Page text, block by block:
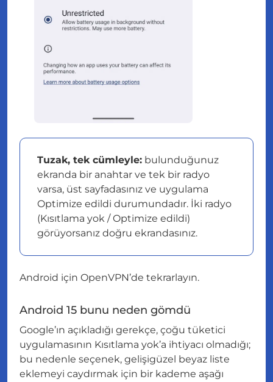
Tuzak, tek cümleyle: bulunduğunuz
ekranda bir anahtar ve tek bir radyo
varsa, üst sayfadasınız ve uygulama
Optimize edildi durumundadır. İki radyo
(Kısıtlama yok / Optimize edildi)
görüyorsanız doğru ekrandasınız.
Android için OpenVPN’de tekrarlayın.
Android 15 bunu neden gömdü
Google’ın açıkladığı gerekçe, çoğu tüketici
uygulamasının Kısıtlama yok’a ihtiyacı olmadığı;
bu nedenle seçenek, gelişigüzel beyaz liste
eklemeyi caydırmak için bir kademe aşağı